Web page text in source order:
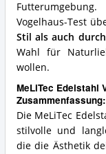
Vogelhaus-Test
Stil als auch
Wahl für
wollen.
MeLiTec Edelstahl
Die MeLiTec
stilvolle und
die die Ästhetik